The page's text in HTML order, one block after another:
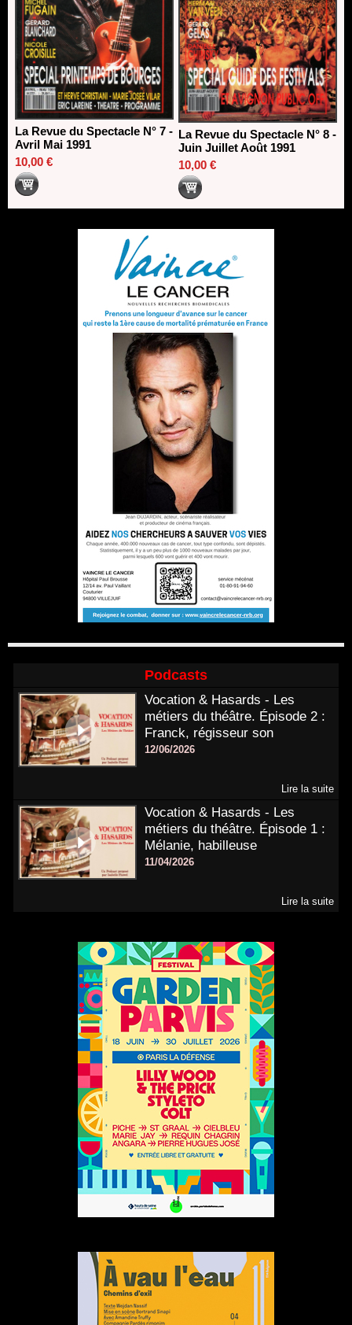
La Revue du Spectacle N° 7 -
Avril Mai 1991
10,00 €
La Revue du Spectacle N° 8 -
Juin Juillet Août 1991
10,00 €
Podcasts
Vocation & Hasards - Les
métiers du théâtre. Épisode 2 :
Franck, régisseur son
12/06/2026
Lire la suite
Vocation & Hasards - Les
métiers du théâtre. Épisode 1 :
Mélanie, habilleuse
11/04/2026
Lire la suite